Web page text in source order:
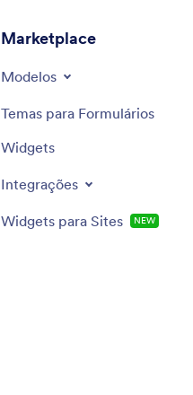
Marketplace
Modelos
Temas para Formulários
Widgets
Integrações
Widgets para Sites NEW